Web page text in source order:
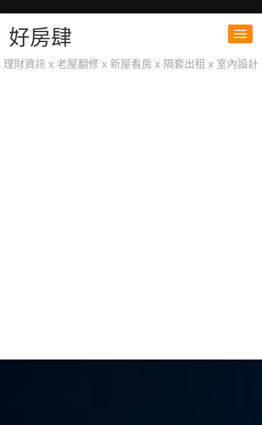
好房肆
理財資訊 x 老屋翻修 x 新屋看房 x 隔套出租 x 室內設計